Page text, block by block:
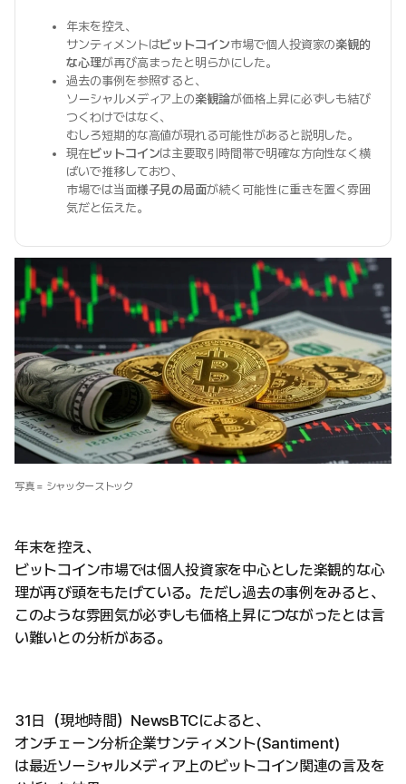
年末を控え、
サンティメントはビットコイン市場で個人投資家の楽観的
な心理が再び高まったと明らかにした。
過去の事例を参照すると、
ソーシャルメディア上の楽観論が価格上昇に必ずしも結び
つくわけではなく、
むしろ短期的な高値が現れる可能性があると説明した。
現在ビットコインは主要取引時間帯で明確な方向性なく横
ばいで推移しており、
市場では当面様子見の局面が続く可能性に重きを置く雰囲
気だと伝えた。
写真 = シャッターストック
年末を控え、
ビットコイン市場では個人投資家を中心とした楽観的な心
理が再び頭をもたげている。ただし過去の事例をみると、
このような雰囲気が必ずしも価格上昇につながったとは言
い難いとの分析がある。
31日（現地時間）NewsBTCによると、
オンチェーン分析企業サンティメント(Santiment)
は最近ソーシャルメディア上のビットコイン関連の言及を